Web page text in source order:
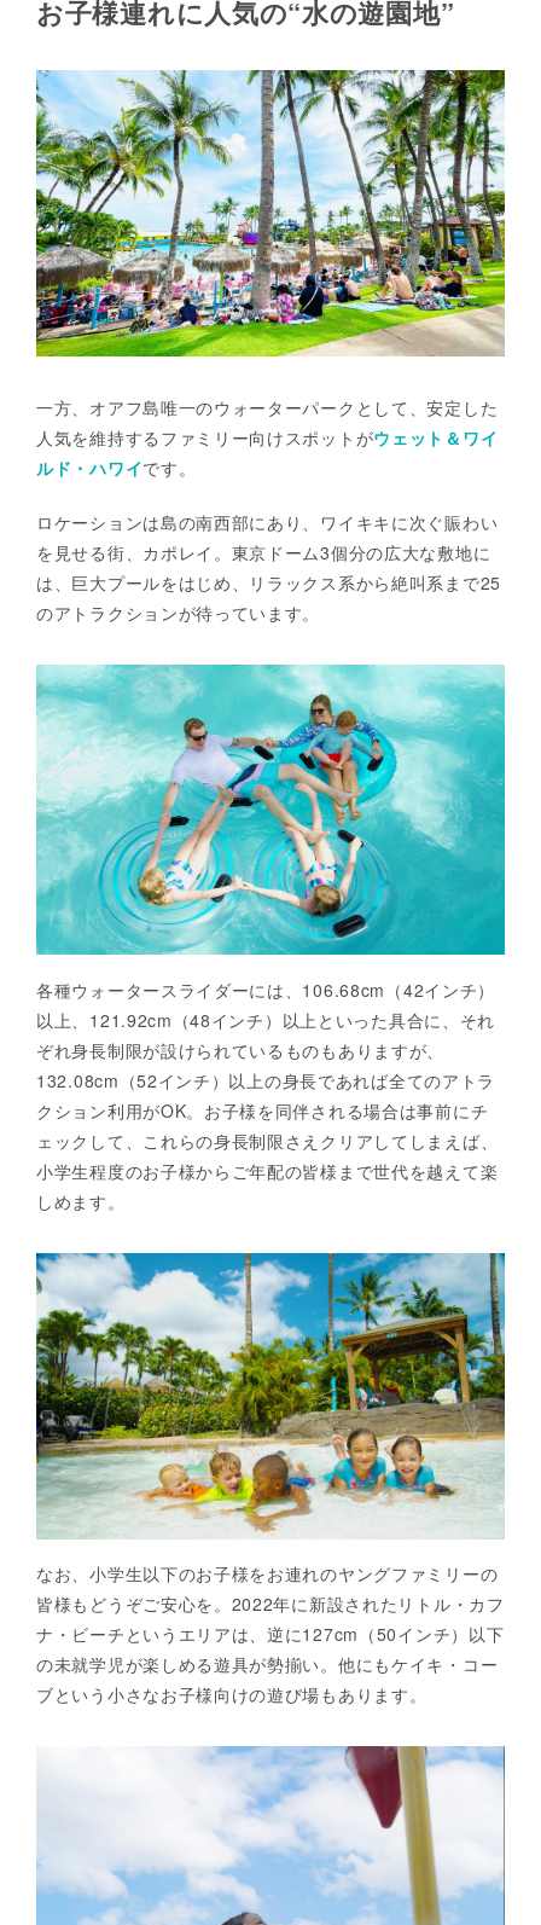
お子様連れに人気の“水の遊園地”
一方、オアフ島唯一のウォーターパークとして、安定した
人気を維持するファミリー向けスポットがウェット＆ワイ
ルド・ハワイです。
ロケーションは島の南西部にあり、ワイキキに次ぐ賑わい
を見せる街、カポレイ。東京ドーム3個分の広大な敷地に
は、巨大プールをはじめ、リラックス系から絶叫系まで25
のアトラクションが待っています。
各種ウォータースライダーには、106.68cm（42インチ）
以上、121.92cm（48インチ）以上といった具合に、それ
ぞれ身長制限が設けられているものもありますが、
132.08cm（52インチ）以上の身長であれば全てのアトラ
クション利用がOK。お子様を同伴される場合は事前にチ
ェックして、これらの身長制限さえクリアしてしまえば、
小学生程度のお子様からご年配の皆様まで世代を越えて楽
しめます。
なお、小学生以下のお子様をお連れのヤングファミリーの
皆様もどうぞご安心を。2022年に新設されたリトル・カフ
ナ・ビーチというエリアは、逆に127cm（50インチ）以下
の未就学児が楽しめる遊具が勢揃い。他にもケイキ・コー
ブという小さなお子様向けの遊び場もあります。